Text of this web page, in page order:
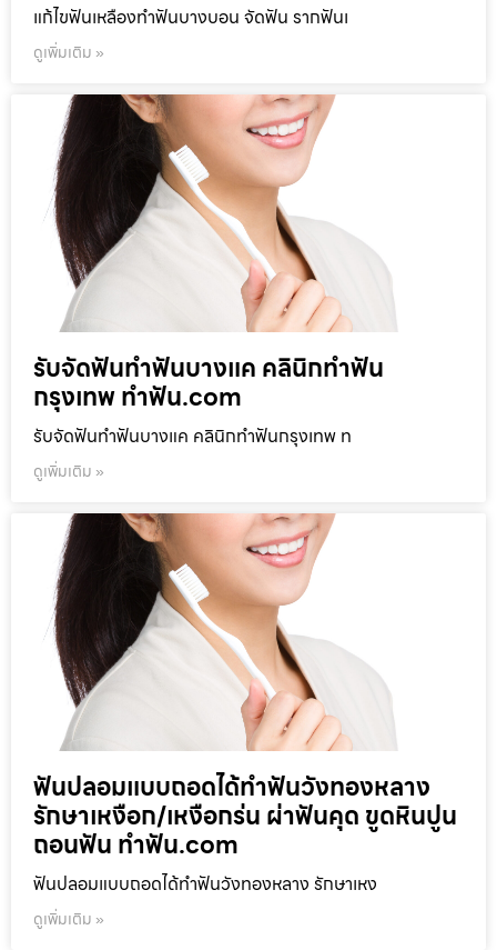
แก้ไขฟันเหลืองทำฟันบางบอน จัดฟัน รากฟันเ
ดูเพิ่มเติม »
รับจัดฟันทำฟันบางแค คลินิกทำฟัน
กรุงเทพ ทำฟัน.com
รับจัดฟันทำฟันบางแค คลินิกทำฟันกรุงเทพ ท
ดูเพิ่มเติม »
ฟันปลอมแบบถอดได้ทำฟันวังทองหลาง
รักษาเหงือก/เหงือกร่น ผ่าฟันคุด ขูดหินปูน
ถอนฟัน ทำฟัน.com
ฟันปลอมแบบถอดได้ทำฟันวังทองหลาง รักษาเหง
ดูเพิ่มเติม »